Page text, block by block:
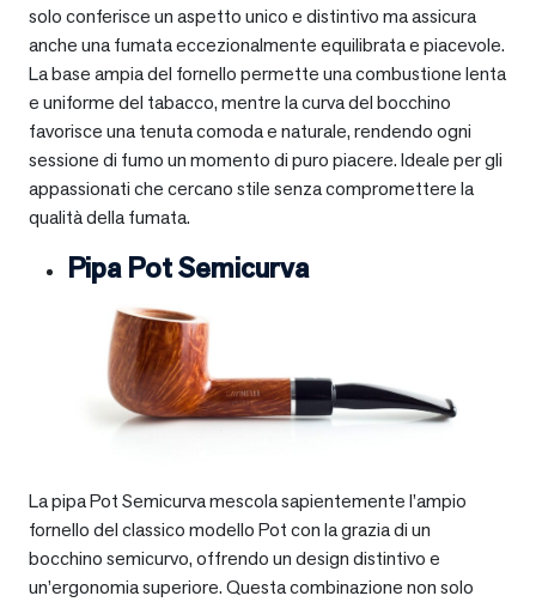
solo conferisce un aspetto unico e distintivo ma assicura
anche una fumata eccezionalmente equilibrata e piacevole.
La base ampia del fornello permette una combustione lenta
e uniforme del tabacco, mentre la curva del bocchino
favorisce una tenuta comoda e naturale, rendendo ogni
sessione di fumo un momento di puro piacere. Ideale per gli
appassionati che cercano stile senza compromettere la
qualità della fumata.
Pipa Pot Semicurva
La pipa Pot Semicurva mescola sapientemente l’ampio
fornello del classico modello Pot con la grazia di un
bocchino semicurvo, offrendo un design distintivo e
un’ergonomia superiore. Questa combinazione non solo